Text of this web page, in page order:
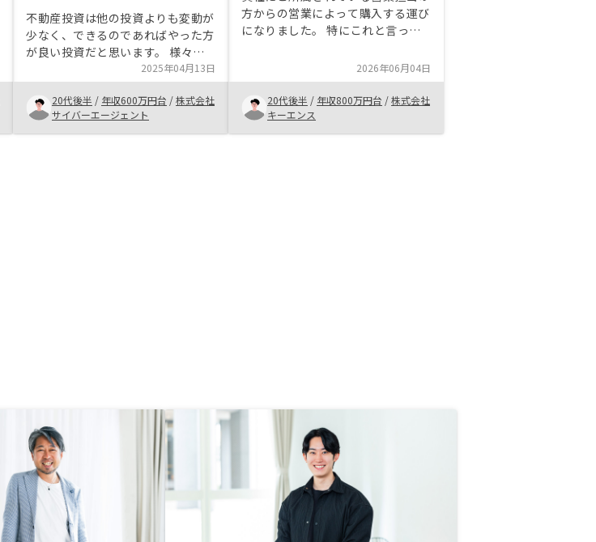
不動産投資は他の投資よりも変動が
少なく、できるのであればやった方
が良い投資だと思います。 様々な
出口戦略もあり、最初の手続きはや
や面倒ですが一度やってみるとその
ままフローに乗せて行けるのでやっ
ていない人でできるのであればぜひ
おすすめしたいです。
2025年04月13日
20代後半 / 年収600万円台 /株式会社
サイバーエージェント
方からの営業によって購入する運び
になりました。 特にこれと言って
んが、同じ営業職の友人として信頼
性を持って購入させていただきまし
た。
2026年06月04日
20代後半 / 年収800万円台 /株式会社
キーエンス